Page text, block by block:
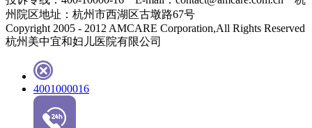
州院区地址：杭州市西湖区古墩路67号
Copyright 2005 - 2012 AMCARE Corporation,All Rights Reserved
杭州美中宜和妇儿医院有限公司
4001000016